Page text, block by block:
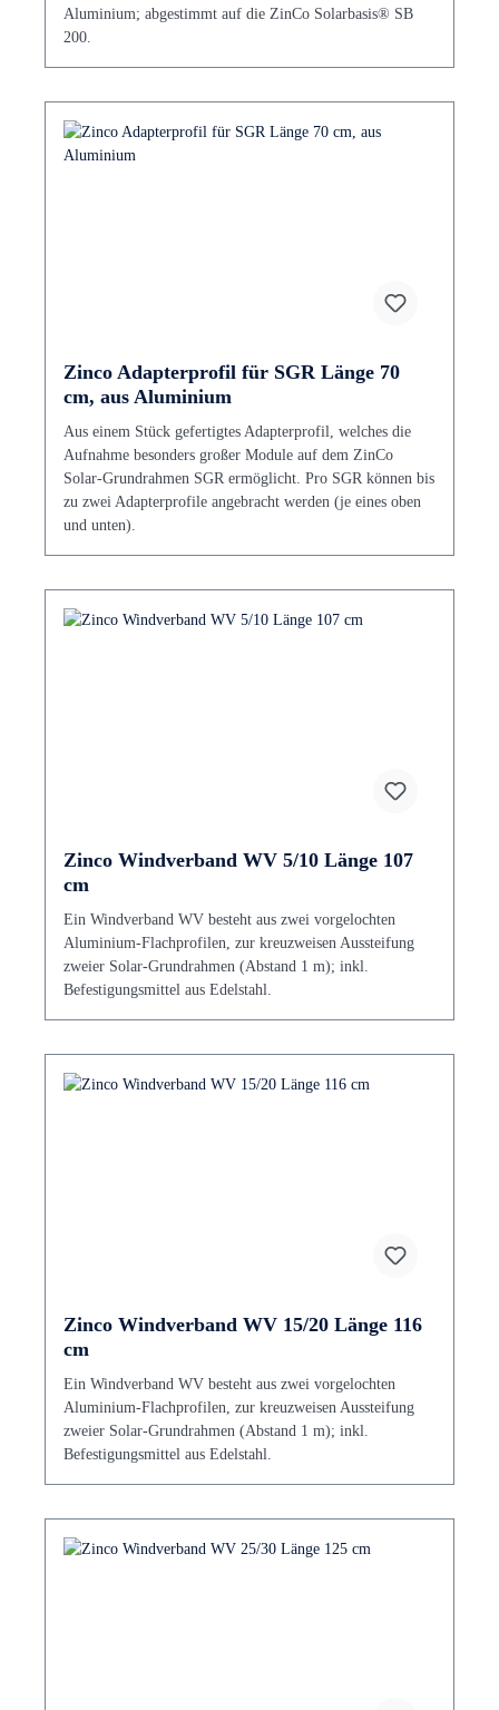
Aluminium; abgestimmt auf die ZinCo Solarbasis® SB
200.
Zinco Adapterprofil für SGR Länge 70
cm, aus Aluminium
Aus einem Stück gefertigtes Adapterprofil, welches die
Aufnahme besonders großer Module auf dem ZinCo
Solar-Grundrahmen SGR ermöglicht. Pro SGR können bis
zu zwei Adapterprofile angebracht werden (je eines oben
und unten).
Zinco Windverband WV 5/10 Länge 107
cm
Ein Windverband WV besteht aus zwei vorgelochten
Aluminium-Flachprofilen, zur kreuzweisen Aussteifung
zweier Solar-Grundrahmen (Abstand 1 m); inkl.
Befestigungsmittel aus Edelstahl.
Zinco Windverband WV 15/20 Länge 116
cm
Ein Windverband WV besteht aus zwei vorgelochten
Aluminium-Flachprofilen, zur kreuzweisen Aussteifung
zweier Solar-Grundrahmen (Abstand 1 m); inkl.
Befestigungsmittel aus Edelstahl.